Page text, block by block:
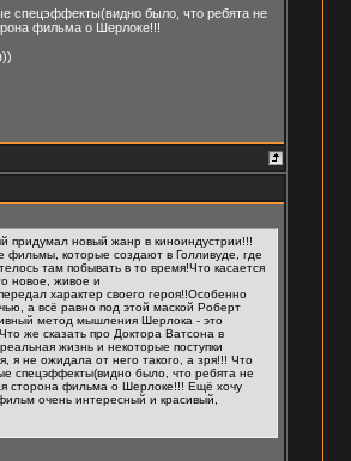
спецэффекты(видно было, что ребята не
фильма о Шерлоке!!!
придумал новый жанр в киноиндустрии!!!
которые создают в Голливуде, где
там побывать в то время!Что касается
новое, живое и
характер своего героя!!Особенно
а всё равно под этой маской Роберт
метод мышления Шерлока - это
же сказать про Доктора Ватсона в
жизнь и некоторые поступки
я не ожидала от него такого, а зря!!! Что
спецэффекты(видно было, что ребята не
сторона фильма о Шерлоке!!! Ещё хочу
очень интересный и красивый,